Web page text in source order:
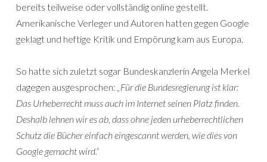
bereits teilweise oder vollständig online gestellt.
Amerikanische Verleger und Autoren hatten gegen Google
geklagt und heftige Kritik und Empörung kam aus Europa.
So hatte sich zuletzt sogar Bundeskanzlerin Angela Merkel
dagegen ausgesprochen: „Für die Bundesregierung ist klar:
Das Urheberrecht muss auch im Internet seinen Platz finden.
Deshalb lehnen wir es ab, dass ohne jeden urheberrechtlichen
Schutz die Bücher einfach eingescannt werden, wie dies von
Google gemacht wird.“